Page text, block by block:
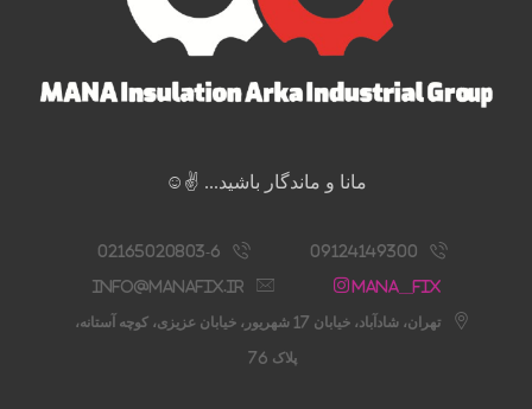
مانا و ماندگار باشید... ✌️☺️
09124149300
02165020803-6
Mana__fix
info@manafix.ir
تهران، شادآباد، خیابان 17 شهریور، خیابان عزیزی، کوچه آستانه،
پلاک 76